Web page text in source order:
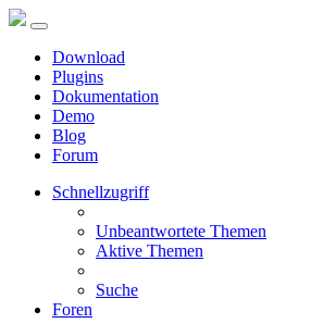
Download
Plugins
Dokumentation
Demo
Blog
Forum
Schnellzugriff
Unbeantwortete Themen
Aktive Themen
Suche
Foren